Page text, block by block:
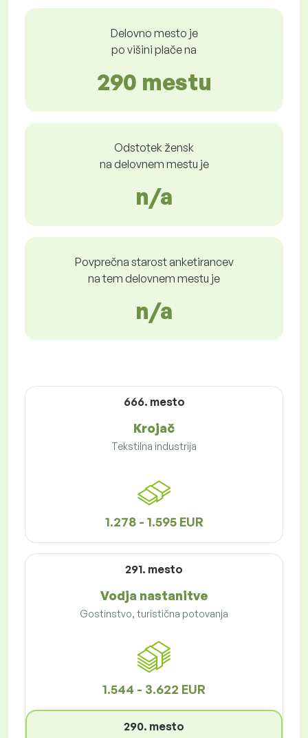
Delovno mesto je
po višini plače na
290 mestu
Odstotek žensk
na delovnem mestu je
n/a
Povprečna starost anketirancev
na tem delovnem mestu je
n/a
666. mesto
Krojač
Tekstilna industrija
1.278 - 1.595 EUR
291. mesto
Vodja nastanitve
Gostinstvo, turistična potovanja
1.544 - 3.622 EUR
290. mesto